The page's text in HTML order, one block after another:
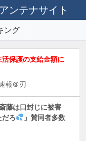
ンテナサイト
ング
保護の支給金額に
報＠刃
藤は口封じに被害
ろ
」賛同者多数